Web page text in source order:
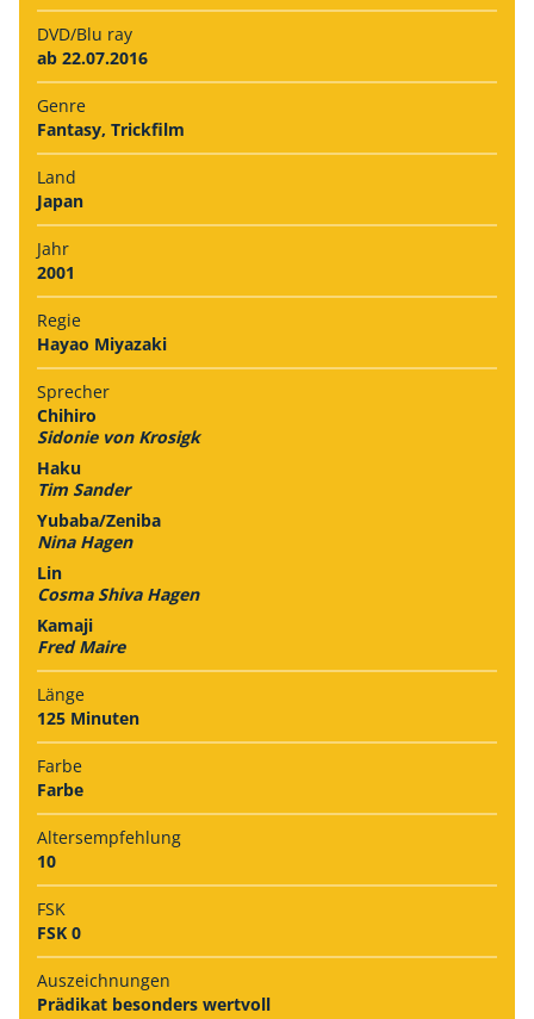
DVD/Blu ray
ab 22.07.2016
Genre
Fantasy, Trickfilm
Land
Japan
Jahr
2001
Regie
Hayao Miyazaki
Sprecher
Chihiro
Sidonie von Krosigk
Haku
Tim Sander
Yubaba/Zeniba
Nina Hagen
Lin
Cosma Shiva Hagen
Kamaji
Fred Maire
Länge
125 Minuten
Farbe
Farbe
Alters­empfehlung
10
FSK
FSK 0
Auszeich­nungen
Prädikat besonders wertvoll